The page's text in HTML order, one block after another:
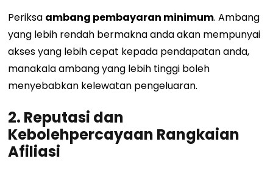
Periksa ambang pembayaran minimum. Ambang
yang lebih rendah bermakna anda akan mempunyai
akses yang lebih cepat kepada pendapatan anda,
manakala ambang yang lebih tinggi boleh
menyebabkan kelewatan pengeluaran.
2. Reputasi dan
Kebolehpercayaan Rangkaian
Afiliasi